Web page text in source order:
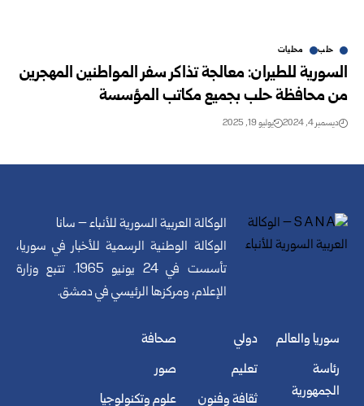
حلب محليات
السورية للطيران: معالجة تذاكر سفر المواطنين المهجرين
من محافظة حلب بجميع مكاتب المؤسسة
ديسمبر 4, 2024 يوليو 19, 2025
الوكالة العربية السورية للأنباء – سانا
الوكالة الوطنية الرسمية للأخبار في سوريا،
تأسست في 24 يونيو 1965. تتبع وزارة
الإعلام، ومركزها الرئيسي في دمشق.
سوريا والعالم
رئاسة
الجمهورية
دولي
تعليم
ثقافة وفنون
صحافة
صور
علوم وتكنولوجيا